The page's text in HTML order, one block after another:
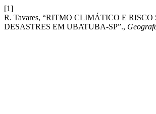
[1]
R. Tavares, “RITMO CLIMÁTICO E
DESASTRES EM UBATUBA-SP”.,